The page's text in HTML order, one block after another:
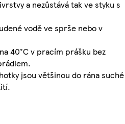
a nezůstává tak ve styku s
vodě ve sprše nebo v
40°C v pracím prášku bez
jsou většinou do rána suché